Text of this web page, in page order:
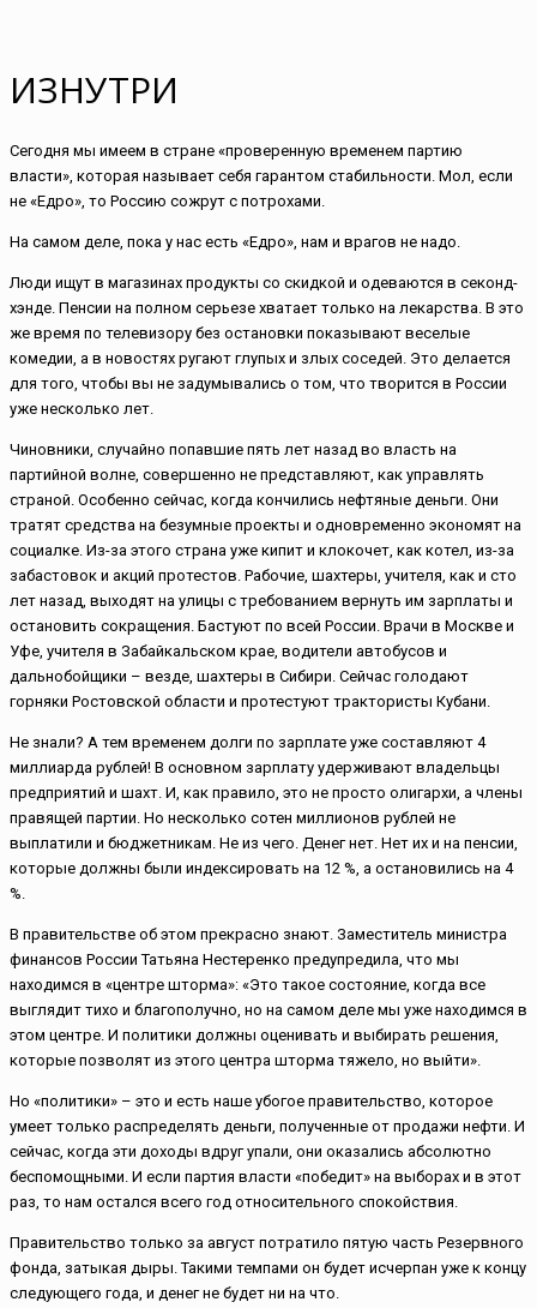
ИЗНУТРИ
Сегодня мы имеем в стране «проверенную временем партию
власти», которая называет себя гарантом стабильности. Мол, если
не «Едро», то Россию сожрут с потрохами.
На самом деле, пока у нас есть «Едро», нам и врагов не надо.
Люди ищут в магазинах продукты со скидкой и одеваются в секонд-
хэнде. Пенсии на полном серьезе хватает только на лекарства. В это
же время по телевизору без остановки показывают веселые
комедии, а в новостях ругают глупых и злых соседей. Это делается
для того, чтобы вы не задумывались о том, что творится в России
уже несколько лет.
Чиновники, случайно попавшие пять лет назад во власть на
партийной волне, совершенно не представляют, как управлять
страной. Особенно сейчас, когда кончились нефтяные деньги. Они
тратят средства на безумные проекты и одновременно экономят на
социалке. Из-за этого страна уже кипит и клокочет, как котел, из-за
забастовок и акций протестов. Рабочие, шахтеры, учителя, как и сто
лет назад, выходят на улицы с требованием вернуть им зарплаты и
остановить сокращения. Бастуют по всей России. Врачи в Москве и
Уфе, учителя в Забайкальском крае, водители автобусов и
дальнобойщики – везде, шахтеры в Сибири. Сейчас голодают
горняки Ростовской области и протестуют трактористы Кубани.
Не знали? А тем временем долги по зарплате уже составляют 4
миллиарда рублей! В основном зарплату удерживают владельцы
предприятий и шахт. И, как правило, это не просто олигархи, а члены
правящей партии. Но несколько сотен миллионов рублей не
выплатили и бюджетникам. Не из чего. Денег нет. Нет их и на пенсии,
которые должны были индексировать на 12 %, а остановились на 4
%.
В правительстве об этом прекрасно знают. Заместитель министра
финансов России Татьяна Нестеренко предупредила, что мы
находимся в «центре шторма»: «Это такое состояние, когда все
выглядит тихо и благополучно, но на самом деле мы уже находимся в
этом центре. И политики должны оценивать и выбирать решения,
которые позволят из этого центра шторма тяжело, но выйти».
Но «политики» – это и есть наше убогое правительство, которое
умеет только распределять деньги, полученные от продажи нефти. И
сейчас, когда эти доходы вдруг упали, они оказались абсолютно
беспомощными. И если партия власти «победит» на выборах и в этот
раз, то нам остался всего год относительного спокойствия.
Правительство только за август потратило пятую часть Резервного
фонда, затыкая дыры. Такими темпами он будет исчерпан уже к концу
следующего года, и денег не будет ни на что.